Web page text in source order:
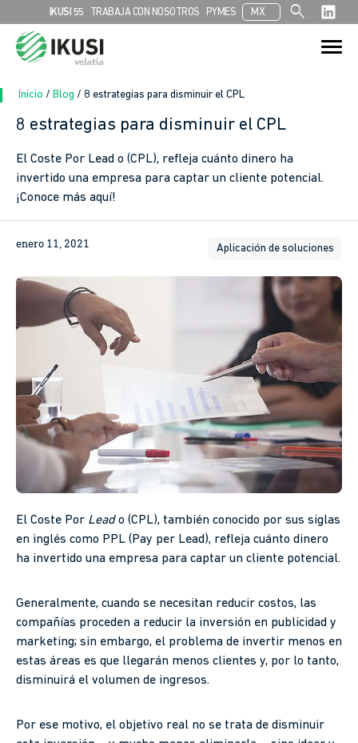
IKUSI 55 TRABAJA CON NOSOTROS PYMES MX search
Search
for:
Search Button
Inicio / Blog / 8 estrategias para disminuir el CPL
8 estrategias para disminuir el CPL
El Coste Por Lead o (CPL), refleja cuánto dinero ha
invertido una empresa para captar un cliente potencial.
¡Conoce más aquí!
enero 11, 2021 Aplicación de soluciones
El Coste Por Leado (CPL), también conocido por sus siglas
en inglés como PPL (Pay per Lead), refleja cuánto dinero
ha invertido una empresa para captar un cliente potencial.
Generalmente, cuando se necesitan reducir costos, las
compañías proceden a reducir la inversión en publicidad y
marketing; sin embargo, el problema de invertir menos en
estas áreas es que llegarán menos clientes y, por lo tanto,
disminuirá el volumen de ingresos.
Por ese motivo, el objetivo real no se trata de disminuir